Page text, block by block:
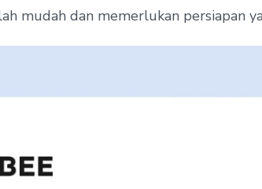
mudah dan memerlukan persiapan